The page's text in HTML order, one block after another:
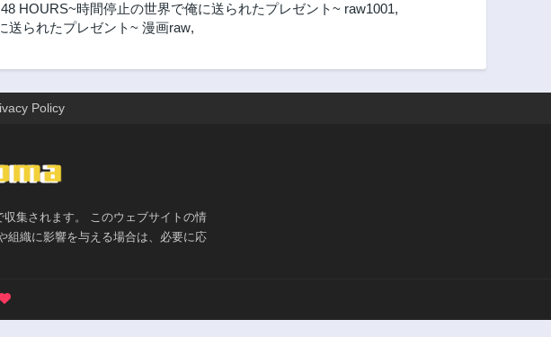
48 HOURS~時間停止の世界で俺に送られたプレゼント~ raw1001,
送られたプレゼント~ 漫画raw,
Policy
集されます。 このウェブサイトの情
組織に影響を与える場合は、必要に応